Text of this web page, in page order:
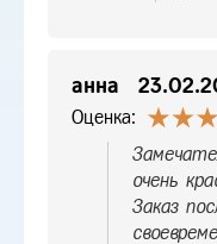
анна
Оценка:
очень
Заказ